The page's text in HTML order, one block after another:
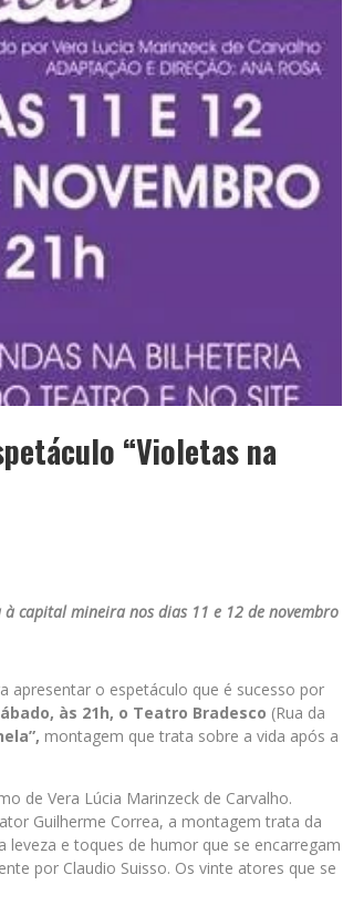
“Violetas na
à capital mineira nos dias 11 e 12 de novembro
apresentar o espetáculo que é sucesso por
às 21h, o Teatro Bradesco (Rua da
montagem que trata sobre a vida após a
de Vera Lúcia Marinzeck de Carvalho.
Guilherme Correa, a montagem trata da
e toques de humor que se encarregam
por Claudio Suisso. Os vinte atores que se